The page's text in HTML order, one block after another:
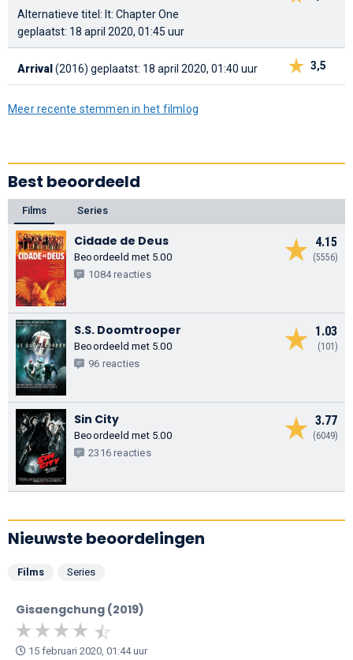
Alternatieve titel: It: Chapter One
geplaatst: 18 april 2020, 01:45 uur
3,5
Arrival (2016) geplaatst: 18 april 2020, 01:40 uur
Meer recente stemmen in het filmlog
Best beoordeeld
Films Series
4.15
(5556)
Cidade de Deus
Beoordeeld met 5.00
1084 reacties
1.03
(101)
S.S. Doomtrooper
Beoordeeld met 5.00
96 reacties
3.77
(6049)
Sin City
Beoordeeld met 5.00
2316 reacties
Nieuwste beoordelingen
Films Series
Gisaengchung (2019)
15 februari 2020, 01:44 uur